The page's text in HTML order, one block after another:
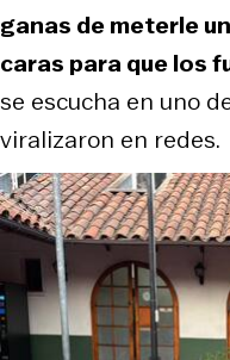
ganas de meterle
caras para que los
se escucha en uno
viralizaron en redes.